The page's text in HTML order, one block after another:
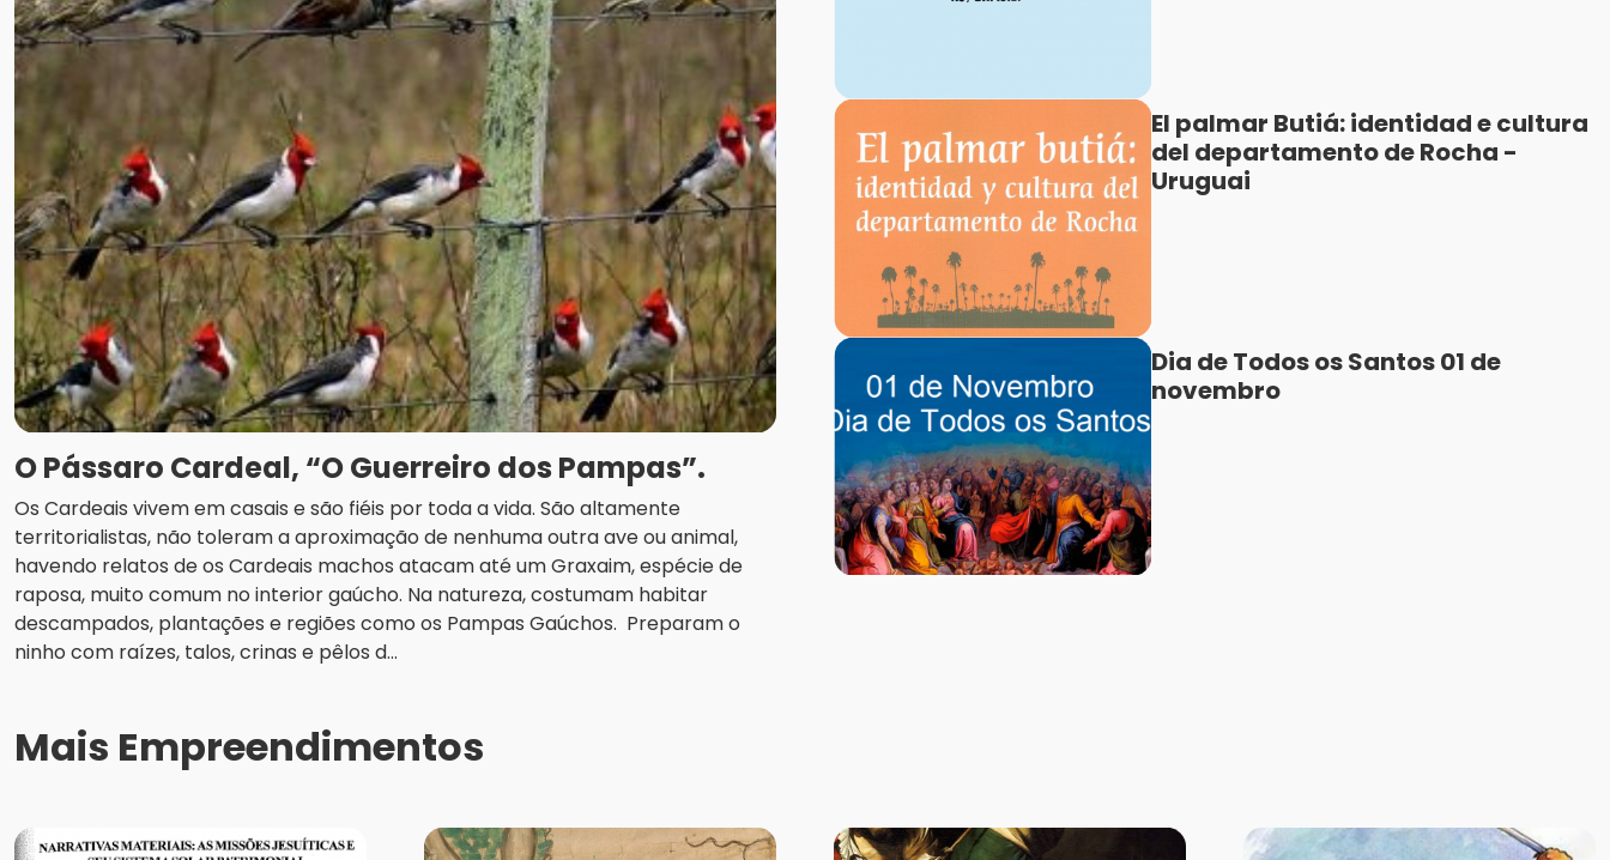
O Pássaro Cardeal, “O Guerreiro dos Pampas”.
Os Cardeais vivem em casais e são fiéis por toda a vida. São altamente
territorialistas, não toleram a aproximação de nenhuma outra ave ou animal,
havendo relatos de os Cardeais machos atacam até um Graxaim, espécie de
raposa, muito comum no interior gaúcho. Na natureza, costumam habitar
descampados, plantações e regiões como os Pampas Gaúchos. Preparam o
ninho com raízes, talos, crinas e pêlos d...
El palmar Butiá: identidad e cultura
del departamento de Rocha -
Uruguai
Dia de Todos os Santos 01 de
novembro
Mais Empreendimentos